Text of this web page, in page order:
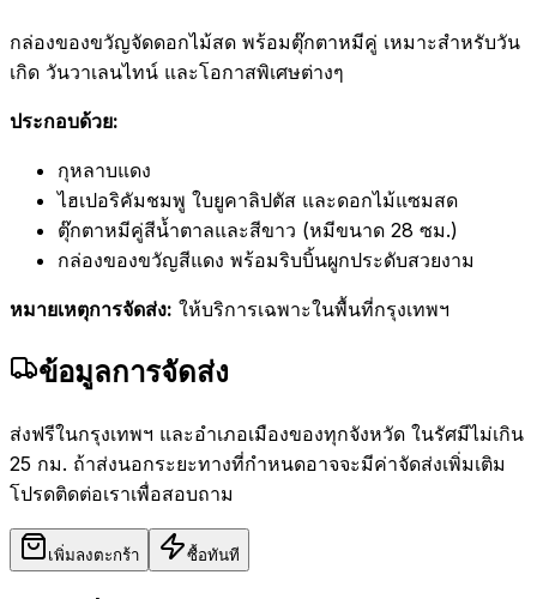
กล่องของขวัญจัดดอกไม้สด พร้อมตุ๊กตาหมีคู่ เหมาะสำหรับวัน
เกิด วันวาเลนไทน์ และโอกาสพิเศษต่างๆ
ประกอบด้วย:
กุหลาบแดง
ไฮเปอริคัมชมพู ใบยูคาลิปตัส และดอกไม้แซมสด
ตุ๊กตาหมีคู่สีน้ำตาลและสีขาว (หมีขนาด 28 ซม.)
กล่องของขวัญสีแดง พร้อมริบบิ้นผูกประดับสวยงาม
หมายเหตุการจัดส่ง: ให้บริการเฉพาะในพื้นที่กรุงเทพฯ
ข้อมูลการจัดส่ง
ส่งฟรีในกรุงเทพฯ และอำเภอเมืองของทุกจังหวัด ในรัศมีไม่เกิน
25 กม. ถ้าส่งนอกระยะทางที่กำหนดอาจจะมีค่าจัดส่งเพิ่มเติม
โปรดติดต่อเราเพื่อสอบถาม
เพิ่มลงตะกร้า ซื้อทันที